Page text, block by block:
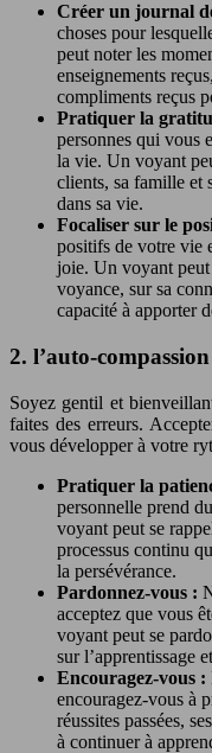
Créer un journal
choses pour
peut noter les
enseignements
compliments reçus
Pratiquer la
personnes qui vous
la vie. Un voyant
clients, sa famille et
dans sa vie.
Focaliser sur le
positifs de votre vie
joie. Un voyant peut
voyance, sur sa
capacité à apporter
2. l’auto-
Soyez gentil et
faites des erreurs.
vous développer à votre
Pratiquer la
personnelle prend
voyant peut se
processus continu
la persévérance.
Pardonnez-vous :
acceptez que vous
voyant peut se
sur l’apprentissage
Encouragez-vous :
encouragez-vous à
réussites passées,
à continuer à